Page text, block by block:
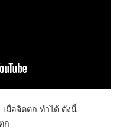
มื่อจิตตก ทำได้ ดังนี้
ก